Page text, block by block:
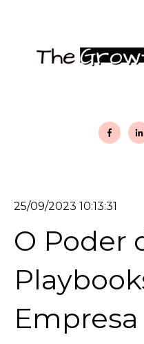
25/09/2023 10:13:31
O Poder
Empresa